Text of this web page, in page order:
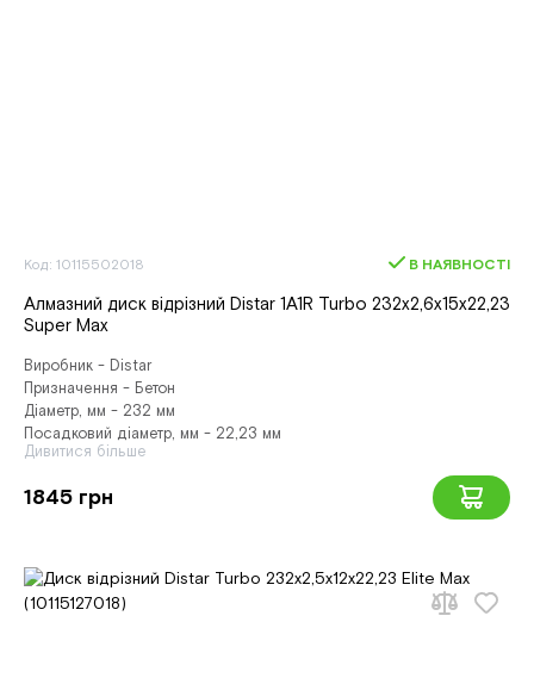
Код: 10115502018 В НАЯВНОСТІ
Алмазний диск вiдрiзний Distar 1A1R Turbo 232x2,6x15x22,23
Super Max
Виробник - Distar
Призначення - Бетон
Діаметр, мм - 232 мм
Посадковий діаметр, мм - 22,23 мм
Дивитися більше
1845 грн